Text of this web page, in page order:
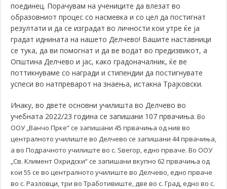
поединец. Порачувам на учениците да влезат во
образовниот процес со насмевка и со цел да постигнат
резултати и да се изградат во личности кои утре ќе ја
градат иднината на нашето Делчево! Вашите наставници
се тука, да ви помогнат и да ве водат во предизвикот, а
Општина Делчево и јас, како градоначалник, ќе ве
поттикнуваме со награди и стипендии да постигнувате
успеси во натпреварот на знаења, истакна Трајковски.
Инаку, во двете основни училишта во Делчево во
учебната 2022/23 година се запишани 107 првачиња. Во
ООУ „Ванчо Прке“ се запишани 45 првачиња од нив во
централното училиште во Делчево се запишани 44 првачиња,
а во Подрачното училиште во с. Ѕвегор, едно прваче. Во ООУ
„Св. Климент Охридски“ се запишани вкупно 62 првачиња од
кои 55 се во централното училиште во Делчево, едно прваче
во с. Разловци, три во Тработивиште, две во с. Град, едно во с.